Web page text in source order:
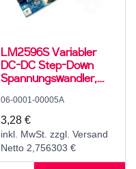
LM2596S Variabler
DC-DC Step-Down
Spannungswandler,
4..35 V zu 1,5..30 V
06-0001-00005A
3,28 €
inkl. MwSt. zzgl. Versand
Netto 2,756303 €